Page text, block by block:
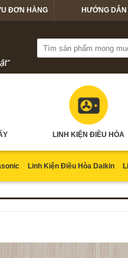
ĐƠN HÀNG HƯỚNG
LINH KIỆN ĐIỀU HÒA
Linh Kiện Điều Hòa Daikin